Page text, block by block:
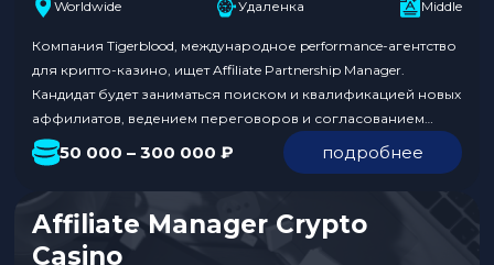
Worldwide Удаленка Middle
Компания Tigerblood, международное performance-агентство
для крипто-казино, ищет Affiliate Partnership Manager.
Кандидат будет заниматься поиском и квалификацией новых
аффилиатов, ведением переговоров и согласованием
условий, подключением партнеров к аккаунту казино и
контролем запуска. Также необходимо будет оперативно
решать проблемы с трекингом и анализировать метрики.
Уровень зарплаты составляет от 50 000 до 300 000 ₽.
Обязанности: Требования к…
50 000 – 300 000 ₽ подробнее
Affiliate Manager Crypto
Casino